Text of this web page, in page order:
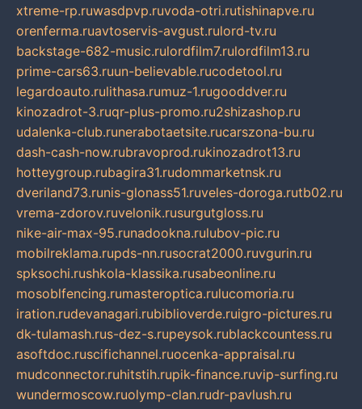
xtreme-rp.ruwasdpvp.ruvoda-otri.rutishinapve.ru
orenferma.ruavtoservis-avgust.rulord-tv.ru
backstage-682-music.rulordfilm7.rulordfilm13.ru
prime-cars63.ruun-believable.rucodetool.ru
legardoauto.rulithasa.rumuz-1.rugooddver.ru
kinozadrot-3.ruqr-plus-promo.ru2shizashop.ru
udalenka-club.runerabotaetsite.rucarszona-bu.ru
dash-cash-now.rubravoprod.rukinozadrot13.ru
hotteygroup.rubagira31.rudommarketnsk.ru
dveriland73.runis-glonass51.ruveles-doroga.rutb02.ru
vrema-zdorov.ruvelonik.rusurgutgloss.ru
nike-air-max-95.runadookna.rulubov-pic.ru
mobilreklama.rupds-nn.rusocrat2000.ruvgurin.ru
spksochi.rushkola-klassika.rusabeonline.ru
mosoblfencing.rumasteroptica.rulucomoria.ru
iration.rudevanagari.rubiblioverde.ruigro-pictures.ru
dk-tulamash.rus-dez-s.rupeysok.rublackcountess.ru
asoftdoc.ruscifichannel.ruocenka-appraisal.ru
mudconnector.ruhitstih.rupik-finance.ruvip-surfing.ru
wundermoscow.ruolymp-clan.rudr-pavlush.ru